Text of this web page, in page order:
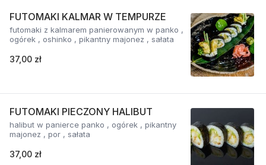
FUTOMAKI KALMAR W TEMPURZE
futomaki z kalmarem panierowanym w panko ,
ogórek , oshinko , pikantny majonez , sałata
37,00 zł
FUTOMAKI PIECZONY HALIBUT
halibut w panierce panko , ogórek , pikantny
majonez , por , sałata
37,00 zł